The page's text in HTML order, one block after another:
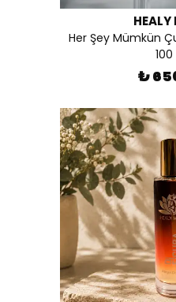
Her Şey Mümkün
₺